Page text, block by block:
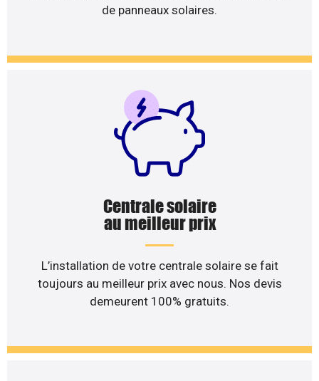
de panneaux solaires.
Centrale solaire
au meilleur prix
L’installation de votre centrale solaire se fait
toujours au meilleur prix avec nous. Nos devis
demeurent 100% gratuits.